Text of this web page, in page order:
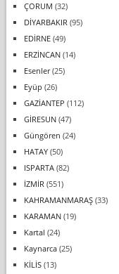
ÇORUM (32)
DİYARBAKIR (95)
EDİRNE(49)
ERZİNCAN(14)
Esenler(25)
Eyüp (26)
GAZİANTEP (112)
GİRESUN(47)
Güngören (24)
HATAY(50)
ISPARTA(82)
İZMİR (551)
KAHRAMANMARAŞ(33)
KARAMAN(19)
Kartal (24)
Kaynarca(25)
KİLİS(13)